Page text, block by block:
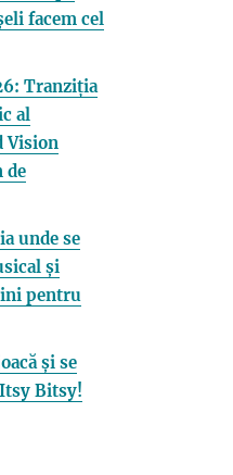
facem cel
Tranziția
al
Vision
de
unde se
și
pentru
și se
Bitsy!